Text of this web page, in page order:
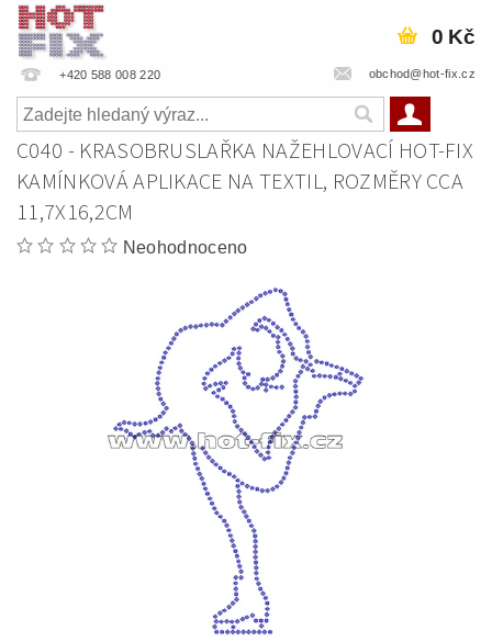
+420 588 008 220 obchod@hot-fix.cz
0 Kč
C040 - KRASOBRUSLAŘKA NAŽEHLOVACÍ HOT-FIX
KAMÍNKOVÁ APLIKACE NA TEXTIL, ROZMĚRY CCA
11,7X16,2CM
Neohodnoceno